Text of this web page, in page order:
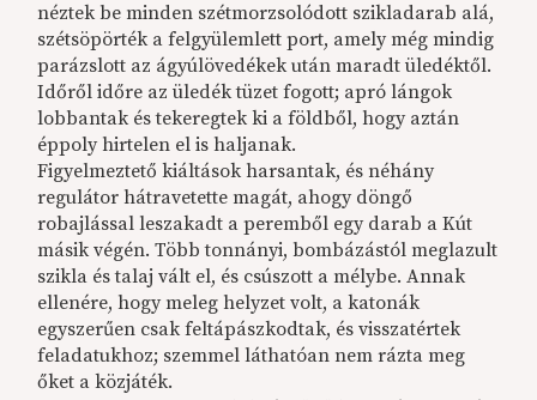
néztek be minden szétmorzsolódott szikladarab alá,
szétsöpörték a felgyülemlett port, amely még mindig
parázslott az ágyúlövedékek után maradt üledéktől.
Időről időre az üledék tüzet fogott; apró lángok
lobbantak és tekeregtek ki a földből, hogy aztán
éppoly hirtelen el is haljanak.
Figyelmeztető kiáltások harsantak, és néhány
regulátor hátravetette magát, ahogy döngő
robajlással leszakadt a peremből egy darab a Kút
másik végén. Több tonnányi, bombázástól meglazult
szikla és talaj vált el, és csúszott a mélybe. Annak
ellenére, hogy meleg helyzet volt, a katonák
egyszerűen csak feltápászkodtak, és visszatértek
feladatukhoz; szemmel láthatóan nem rázta meg
őket a közjáték.